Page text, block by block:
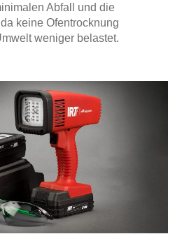
Abfall und die
keine Ofentrocknung
weniger belastet.